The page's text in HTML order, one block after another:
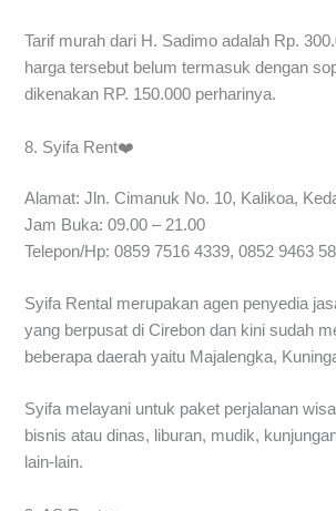
Tarif murah dari H. Sadimo adalah Rp.
harga tersebut belum termasuk dengan
dikenakan RP. 150.000 perharinya.
8. Syifa Rent❤️
Alamat: Jln. Cimanuk No. 10, Kalikoa,
Jam Buka: 09.00 – 21.00
Telepon/Hp: 0859 7516 4339, 0852 9463
Syifa Rental merupakan agen penyedia
yang berpusat di Cirebon dan kini sudah
beberapa daerah yaitu Majalengka,
Syifa melayani untuk paket perjalanan
bisnis atau dinas, liburan, mudik,
lain-lain.